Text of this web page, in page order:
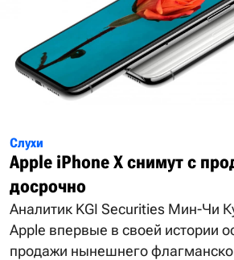
Слухи
Apple iPhone X снимут с
досрочно
Аналитик KGI Securities Мин-Чи
Apple впервые в своей истории
продажи нынешнего